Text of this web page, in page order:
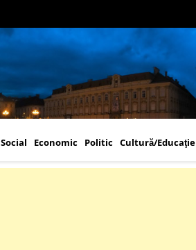
Social Economic Politic Cultură/Educaţie